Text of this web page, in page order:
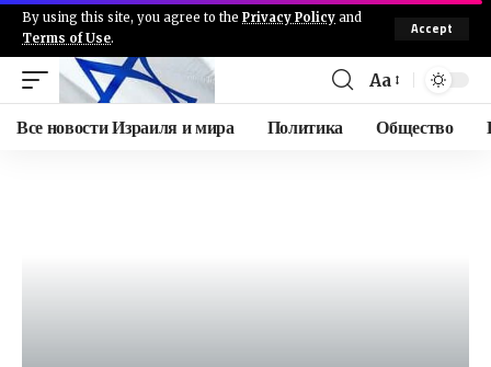
By using this site, you agree to the Privacy Policy and
Terms of Use.
Accept
Aa
Все новости Израиля и мира Политика Общество